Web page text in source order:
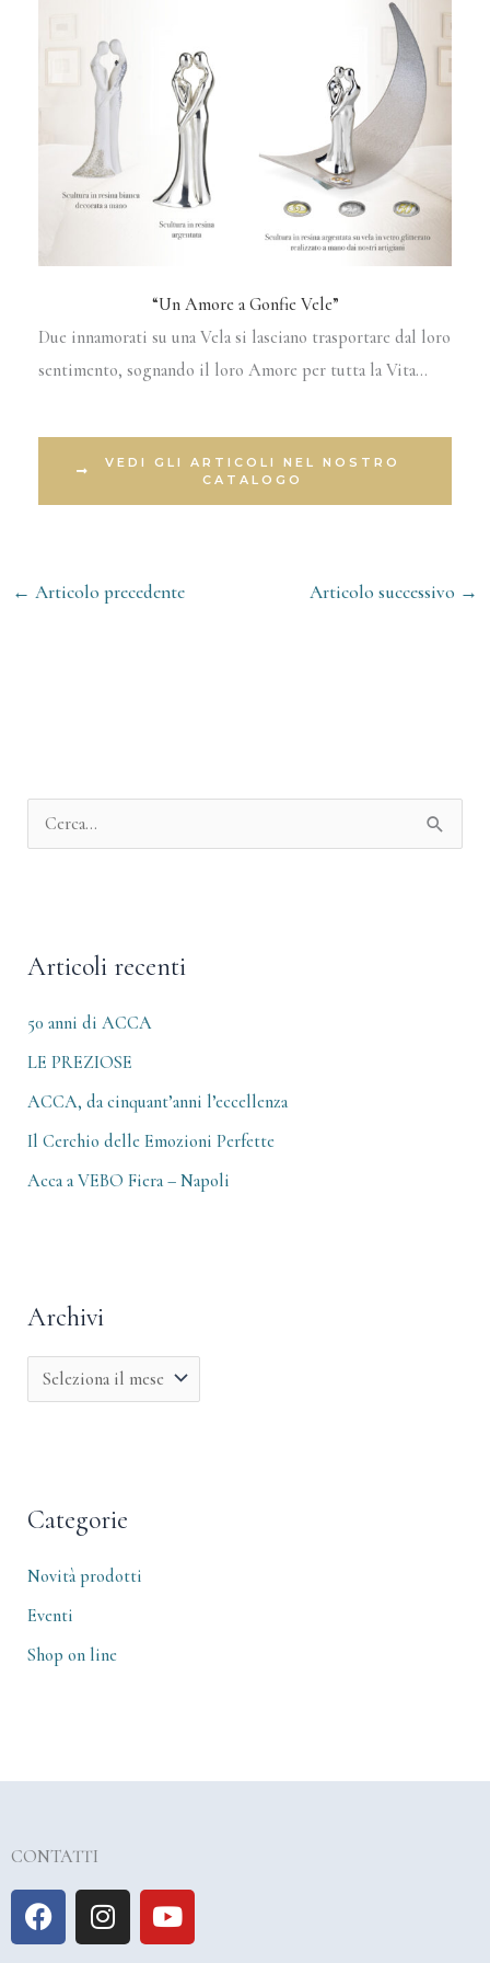
“Un Amore a Gonfie Vele”
Due innamorati su una Vela si lasciano trasportare dal loro
sentimento, sognando il loro Amore per tutta la Vita…
VEDI GLI ARTICOLI NEL NOSTRO
CATALOGO
← Articolo precedente Articolo successivo →
a
Articoli recenti
50 anni di ACCA
LE PREZIOSE
ACCA, da cinquant’anni l’eccellenza
Il Cerchio delle Emozioni Perfette
Acca a VEBO Fiera – Napoli
Archivi
c
Categorie
Novità prodotti
Eventi
Shop on line
CONTATTI
F
a
I
n
Y
o